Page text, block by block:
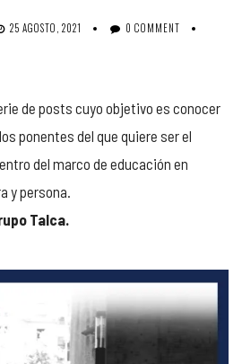
25 AGOSTO, 2021 0 COMMENT
de posts cuyo objetivo es conocer
ponentes del que quiere ser el
del marco de educación en
y persona.
Talca.